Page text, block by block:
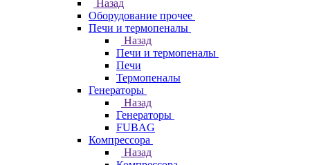
Назад
Оборудование прочее
Печи и термопеналы
Назад
Печи и термопеналы
Печи
Термопеналы
Генераторы
Назад
Генераторы
FUBAG
Компрессора
Назад